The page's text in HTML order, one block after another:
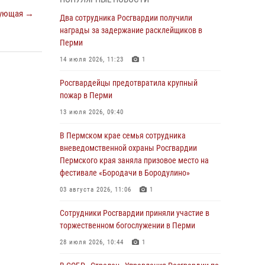
→
В Пермском крае семья сотрудника
вневедомственной охраны Росгвардии
Пермского края заняла призовое место на
фестивале «Бородачи в Бородулино»
В Пермском крае росгвардейцы провели
Росгвардеец спас тонущую женщину в
Пермском крае
30 июля 2026, 05:19
торжественном богослужении в Перми
28 июля 2026, 10:44 1
Два сотрудника Росгвардии получили
награды за задержание расклейщиков в
Перми
14 июля 2026, 11:23 1
Росгвардейцы предотвратила крупный
пожар в Перми
13 июля 2026, 09:40
В Пермском крае семья сотрудника
вневедомственной охраны Росгвардии
Пермского края заняла призовое место на
фестивале «Бородачи в Бородулино»
03 августа 2026, 11:06 1
Сотрудники Росгвардии приняли участие в
торжественном богослужении в Перми
28 июля 2026, 10:44 1